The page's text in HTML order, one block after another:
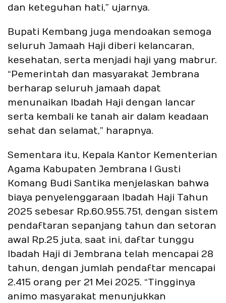
dan keteguhan hati,” ujarnya.
Bupati Kembang juga mendoakan semoga
seluruh Jamaah Haji diberi kelancaran,
kesehatan, serta menjadi haji yang mabrur.
“Pemerintah dan masyarakat Jembrana
berharap seluruh jamaah dapat
menunaikan Ibadah Haji dengan lancar
serta kembali ke tanah air dalam keadaan
sehat dan selamat,” harapnya.
Sementara itu, Kepala Kantor Kementerian
Agama Kabupaten Jembrana I Gusti
Komang Budi Santika menjelaskan bahwa
biaya penyelenggaraan Ibadah Haji Tahun
2025 sebesar Rp.60.955.751, dengan sistem
pendaftaran sepanjang tahun dan setoran
awal Rp.25 juta, saat ini, daftar tunggu
Ibadah Haji di Jembrana telah mencapai 28
tahun, dengan jumlah pendaftar mencapai
2.415 orang per 21 Mei 2025. “Tingginya
animo masyarakat menunjukkan